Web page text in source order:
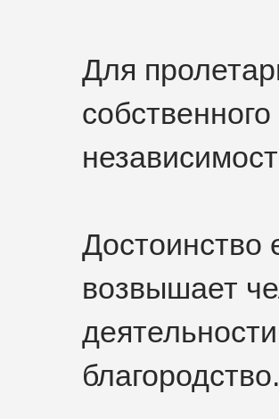
Для
Достоинство
возвышает
благородство.